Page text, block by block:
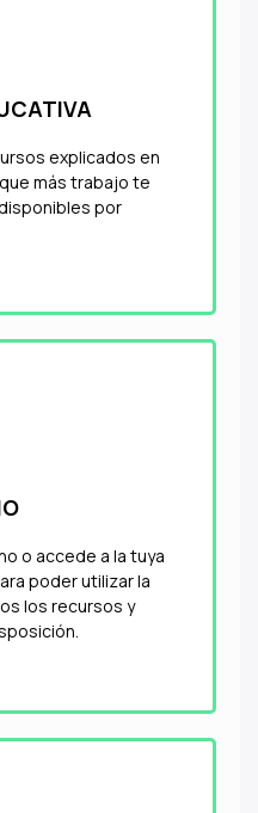
explicados en
más trabajo te
por
o accede a la tuya
poder utilizar la
los recursos y